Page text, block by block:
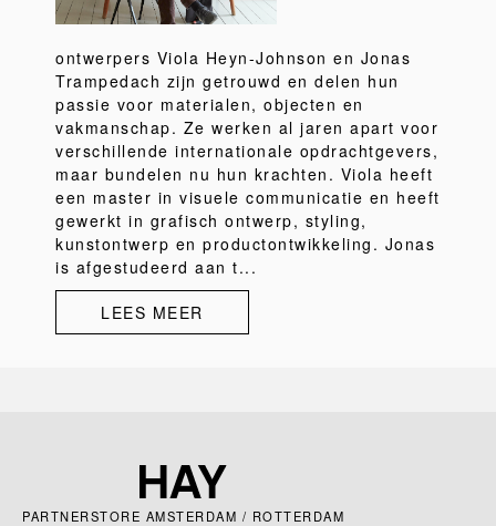
ontwerpers Viola Heyn-Johnson en Jonas
Trampedach zijn getrouwd en delen hun
passie voor materialen, objecten en
vakmanschap. Ze werken al jaren apart voor
verschillende internationale opdrachtgevers,
maar bundelen nu hun krachten. Viola heeft
een master in visuele communicatie en heeft
gewerkt in grafisch ontwerp, styling,
kunstontwerp en productontwikkeling. Jonas
is afgestudeerd aan t...
LEES MEER
PARTNERSTORE AMSTERDAM / ROTTERDAM